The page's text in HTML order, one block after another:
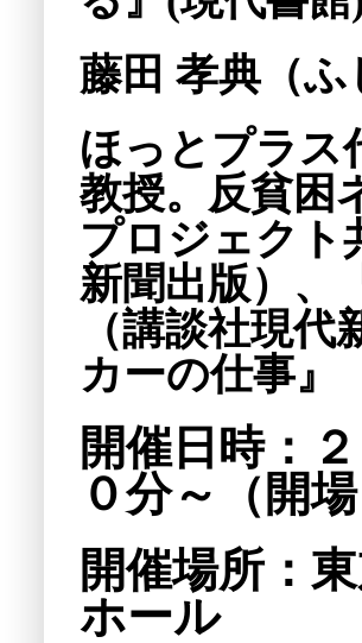
藤田 孝典（
ほっとプラス
教授。反貧困
プロジェクト
新聞出版）、
（講談社現
カーの仕事』
開催日時：
０分～（開
開催場所：
ホール